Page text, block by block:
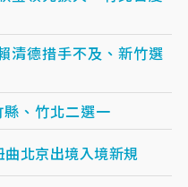
德措手不及、新竹選
、竹北二選一
曲北京出境入境新規